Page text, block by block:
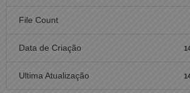
File Count
Data de Criação
Ultima Atualização